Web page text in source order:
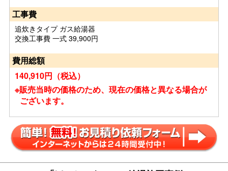
工事費
追炊きタイプ ガス給湯器
交換工事費 一式 39,900円
費用総額
140,910円（税込）
※販売当時の価格のため、現在の価格と異なる場合が
ございます。